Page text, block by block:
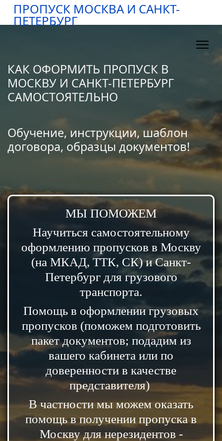
ПРОПУСК МОСКВА И САНКТ-
ПЕТЕРБУРГ
КАК ОФОРМИТЬ ПРОПУСК В
МОСКВУ И САНКТ-ПЕТЕРБУРГ
САМОСТОЯТЕЛЬНО
Обучение, инструкции, шаблон
договора, образцы документов!
МЫ ПОМОЖЕМ
Научиться самостоятельному
оформлению пропусков в Москву
(на МКАД, ТТК, СК) и Санкт-
Петербург для грузового
транспорта.
Помощь в оформлении грузовых
пропусков (поможем подготовить
пакет документов; подадим из
вашего кабинета или по
доверенности в качестве
представителя)
В частности мы можем оказать
помощь в получении пропуска в
Москву для нерезидентов -